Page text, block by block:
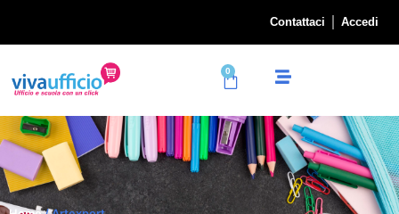
Contattaci Accedi
0